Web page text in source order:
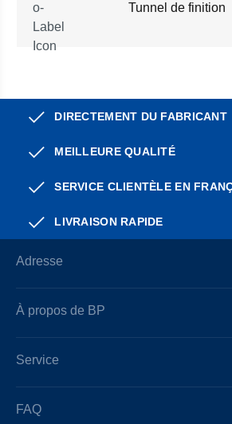
Tunnel de finition
DIRECTEMENT DU FABRICANT
MEILLEURE QUALITÉ
SERVICE CLIENTÈLE EN
LIVRAISON RAPIDE
Adresse
À propos de BP
Service
FAQ